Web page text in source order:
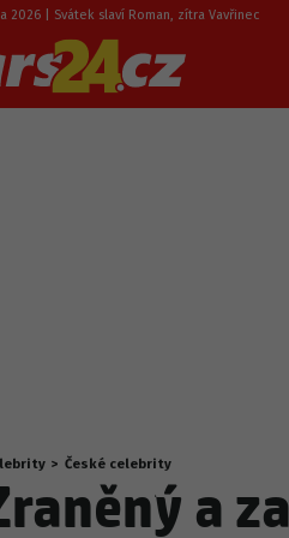
2026 | Svátek slaví Roman, zítra Vavřinec
> České celebrity
a